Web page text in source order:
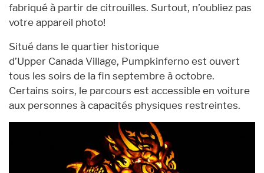
fabriqué à partir de citrouilles. Surtout, n’oubliez pas
votre appareil photo!
Situé dans le quartier historique
d’Upper Canada Village, Pumpkinferno est ouvert
tous les soirs de la fin septembre à octobre.
Certains soirs, le parcours est accessible en voiture
aux personnes à capacités physiques restreintes.